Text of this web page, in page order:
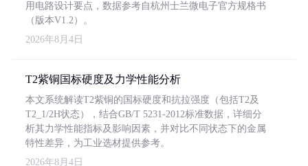
用电路设计要点，数据参考自杭州士兰微电子官方规格书
（版本V1.2）。
2026年8月4日
T2紫铜国标硬度及力学性能分析
本文系统解读T2紫铜的国标硬度和抗拉强度（包括T2及
T2_1/2H状态），结合GB/T 5231-2012标准数据，详细分
析其力学性能指标及影响因素，并对比不同状态下的金属
特性差异，为工业选材提供参考。
2026年8月4日